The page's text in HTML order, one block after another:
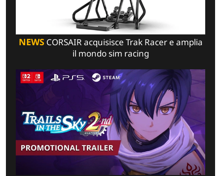
NEWSCORSAIR acquisisce Trak Racer e amplia
il mondo sim racing